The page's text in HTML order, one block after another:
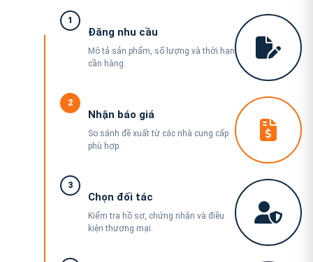
1
Đăng nhu cầu
Mô tả sản phẩm, số lượng và thời hạn
cần hàng.
2
Nhận báo giá
So sánh đề xuất từ các nhà cung cấp
phù hợp.
3
Chọn đối tác
Kiểm tra hồ sơ, chứng nhận và điều
kiện thương mại.